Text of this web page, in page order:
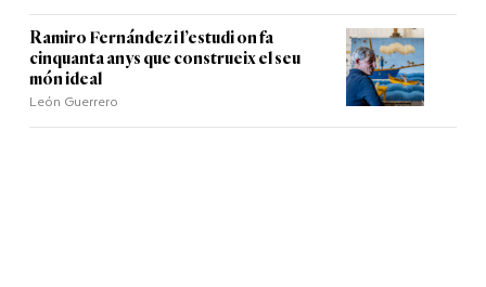
Ramiro Fernández i l’estudi on fa
cinquanta anys que construeix el seu
món ideal
León Guerrero